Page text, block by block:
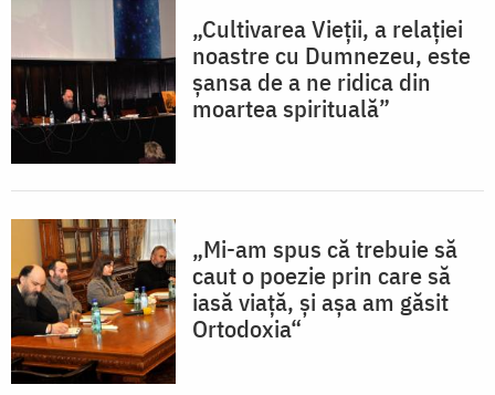
„Cultivarea Vieții, a relației
noastre cu Dumnezeu, este
șansa de a ne ridica din
moartea spirituală”
„Mi-am spus că trebuie să
caut o poezie prin care să
iasă viaţă, şi aşa am găsit
Ortodoxia“